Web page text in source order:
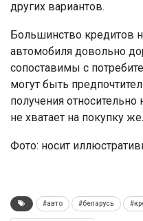
других вариантов.
Большинство кредитов
автомобиля довольно
сопоставимы с
могут быть
получения
не хватает на покупку
Фото: носит
#авто #беларусь